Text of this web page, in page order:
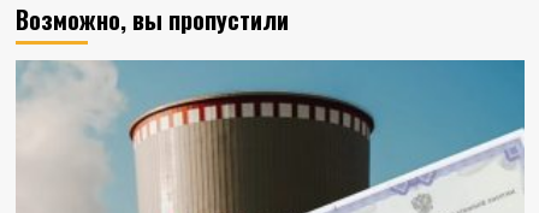
Возможно, вы пропустили